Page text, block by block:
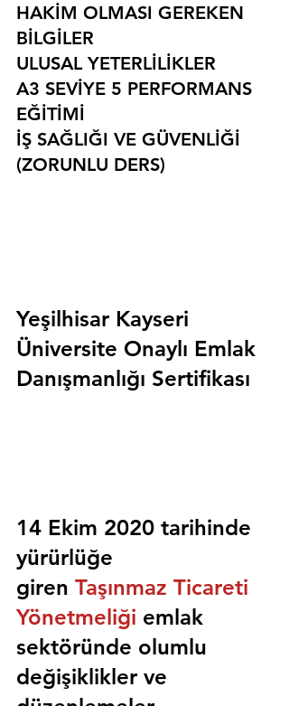
HAKİM OLMASI GEREKEN
BİLGİLER
ULUSAL YETERLİLİKLER
A3 SEVİYE 5 PERFORMANS
EĞİTİMİ
İŞ SAĞLIĞI VE GÜVENLİĞİ
(ZORUNLU DERS)
Yeşilhisar Kayseri
Üniversite Onaylı Emlak
Danışmanlığı Sertifikası
14 Ekim 2020 tarihinde
yürürlüğe
giren Taşınmaz Ticareti
Yönetmeliği emlak
sektöründe olumlu
değişiklikler ve